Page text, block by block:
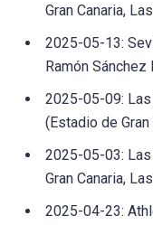
Gran Canaria,
2025-05-13:
Ramón
2025-05-09:
(Estadio de
2025-05-03:
Gran Canaria,
2025-04-23: